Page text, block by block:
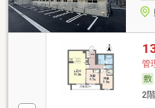
管
2